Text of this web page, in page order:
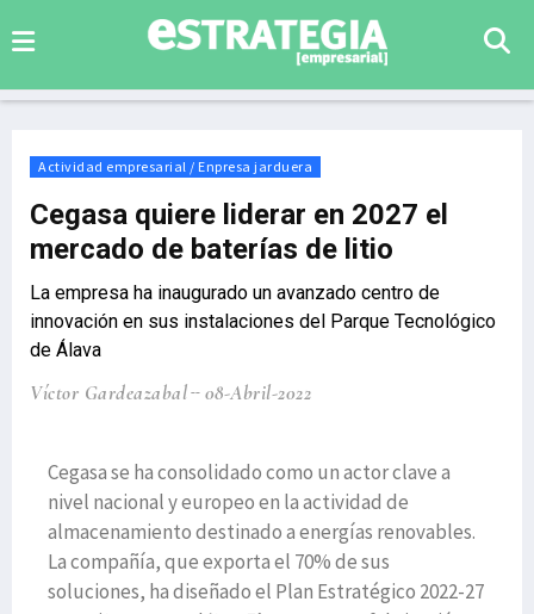
Actividad empresarial / Enpresa jarduera
Cegasa quiere liderar en 2027 el
mercado de baterías de litio
La empresa ha inaugurado un avanzado centro de
innovación en sus instalaciones del Parque Tecnológico
de Álava
Víctor Gardeazabal 08-Abril-2022
Cegasa se ha consolidado como un actor clave a
nivel nacional y europeo en la actividad de
almacenamiento destinado a energías renovables.
La compañía, que exporta el 70% de sus
soluciones, ha diseñado el Plan Estratégico 2022-27